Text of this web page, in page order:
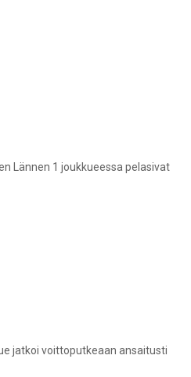
Lännen 1 joukkueessa pelasivat
jatkoi voittoputkeaan ansaitusti